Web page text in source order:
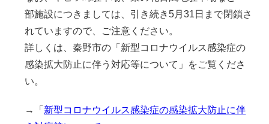
部施設につきましては、引き続き5月31日まで閉鎖さ
れていますので、ご注意ください。
詳しくは、秦野市の「新型コロナウイルス感染症の
感染拡大防止に伴う対応等について」をご覧くださ
い。
→「 新型コロナウイルス感染症の感染拡大防止に伴